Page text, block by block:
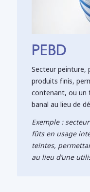
PEBD
Secteur peinture,
produits finis,
contenant, ou un
banal au lieu de
Exemple :
fûts en usage
teintes,
au lieu d’une